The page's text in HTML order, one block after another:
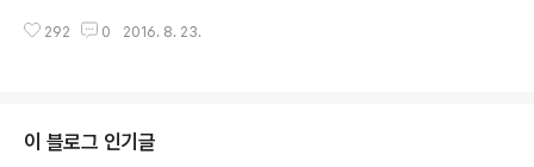
호르몬의 변화는 머리카락을 건조하게 만든다. 따라서 피
터를 없애주며 막힌 코를 한 번에 뚫어주는 등 우리가 평소
고통 받고 있다면 양파를 얇게 잘라서 흉터 부위에 올려보
자. 양파에는 소독 성분이 들어있어 피부 회복 속도를 촉진
292 0 2016. 8. 23.
이 블로그 인기글